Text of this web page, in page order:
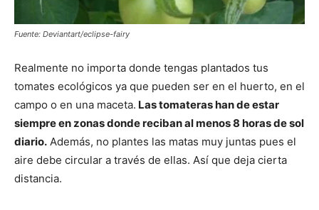
Fuente: Deviantart/eclipse-fairy
Realmente no importa donde tengas plantados tus
tomates ecológicos ya que pueden ser en el huerto, en el
campo o en una maceta. Las tomateras han de estar
siempre en zonas donde reciban al menos 8 horas de sol
diario. Además, no plantes las matas muy juntas pues el
aire debe circular a través de ellas. Así que deja cierta
distancia.